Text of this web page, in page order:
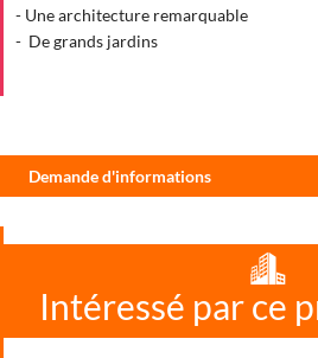
- Une architecture remarquable
- De grands jardins
Demande d'informations
Intéressé par ce